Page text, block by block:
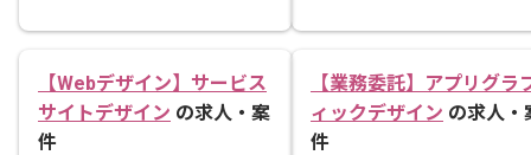
【Webデザイン】サービス
サイトデザイン の求人・案
件
【業務委託】アプリグラ
ィックデザイン の求人・
件